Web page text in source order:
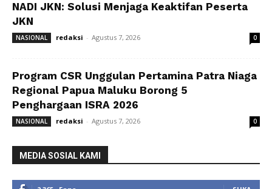
NADI JKN: Solusi Menjaga Keaktifan Peserta
JKN
NASIONAL redaksi - Agustus 7, 2026 0
Program CSR Unggulan Pertamina Patra Niaga
Regional Papua Maluku Borong 5
Penghargaan ISRA 2026
NASIONAL redaksi - Agustus 7, 2026 0
MEDIA SOSIAL KAMI